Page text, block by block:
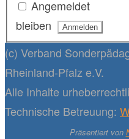
Angemeldet
bleiben
(c) Verband
Rheinland-Pfalz e.V.
Alle Inhalte
Technische Betreuung:
Präsentiert von